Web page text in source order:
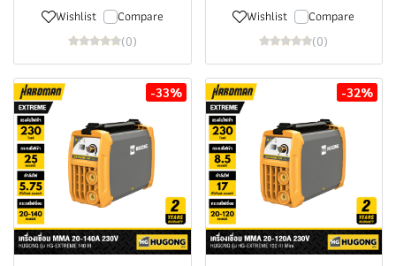
Wishlist Compare
(0)
Wishlist Compare
(0)
-33% -32%